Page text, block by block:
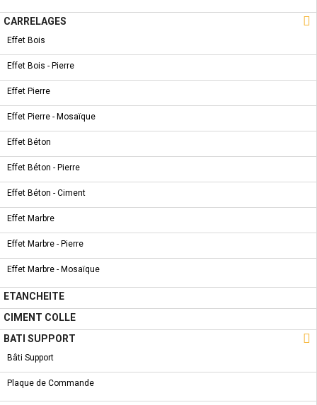
CARRELAGES 
Effet Bois
Effet Bois - Pierre
Effet Pierre
Effet Pierre - Mosaïque
Effet Béton
Effet Béton - Pierre
Effet Béton - Ciment
Effet Marbre
Effet Marbre - Pierre
Effet Marbre - Mosaïque
ETANCHEITE
CIMENT COLLE
BATI SUPPORT

Bâti Support
Plaque de Commande
COLLECTION
COLLECTION
NOUVEAU PRODUIT
A PROPOS